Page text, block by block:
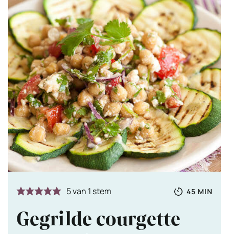
5van 1 stem
Totale
45 MIN
Gegrilde courgette